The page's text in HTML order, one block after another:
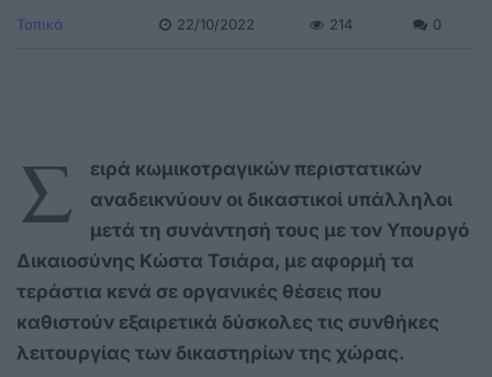
Τοπικά 22/10/2022 214 0
Σ
ειρά κωμικοτραγικών περιστατικών
αναδεικνύουν οι δικαστικοί υπάλληλοι
μετά τη συνάντησή τους με τον Υπουργό
Δικαιοσύνης Κώστα Τσιάρα, με αφορμή τα
τεράστια κενά σε οργανικές θέσεις που
καθιστούν εξαιρετικά δύσκολες τις συνθήκες
λειτουργίας των δικαστηρίων της χώρας.